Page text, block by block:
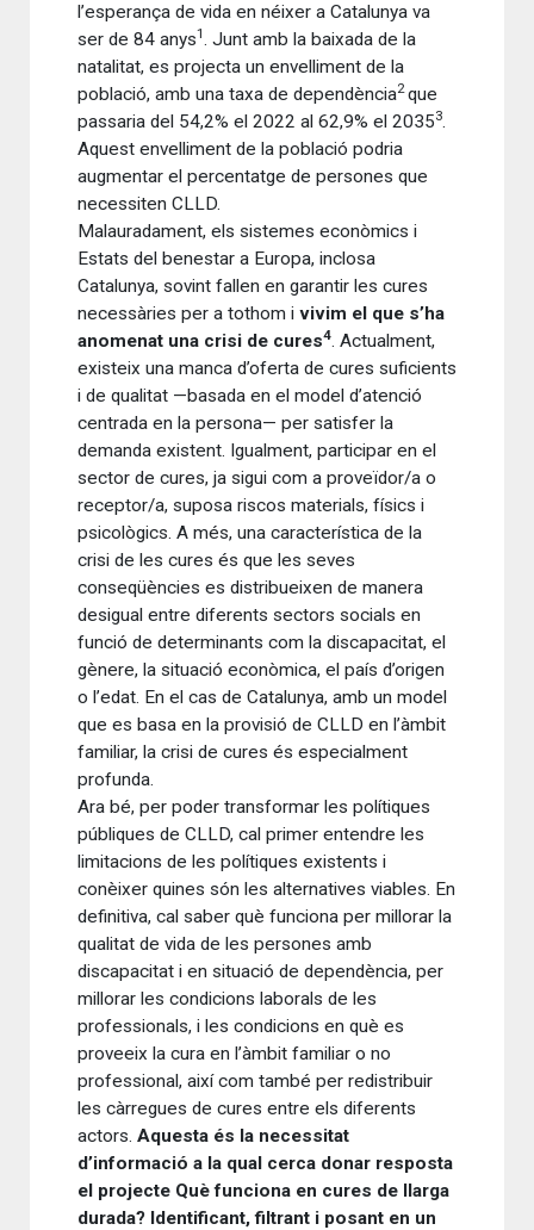
l’esperança de vida en néixer a Catalunya va
ser de 84 anys1. Junt amb la baixada de la
natalitat, es projecta un envelliment de la
població, amb una taxa de dependència2que
passaria del 54,2% el 2022 al 62,9% el 20353.
Aquest envelliment de la població podria
augmentar el percentatge de persones que
necessiten CLLD.
Malauradament, els sistemes econòmics i
Estats del benestar a Europa, inclosa
Catalunya, sovint fallen en garantir les cures
necessàries per a tothom i vivim el que s’ha
anomenat una crisi de cures4. Actualment,
existeix una manca d’oferta de cures suficients
i de qualitat —basada en el model d’atenció
centrada en la persona— per satisfer la
demanda existent. Igualment, participar en el
sector de cures, ja sigui com a proveïdor/a o
receptor/a, suposa riscos materials, físics i
psicològics. A més, una característica de la
crisi de les cures és que les seves
conseqüències es distribueixen de manera
desigual entre diferents sectors socials en
funció de determinants com la discapacitat, el
gènere, la situació econòmica, el país d’origen
o l’edat. En el cas de Catalunya, amb un model
que es basa en la provisió de CLLD en l’àmbit
familiar, la crisi de cures és especialment
profunda.
Ara bé, per poder transformar les polítiques
públiques de CLLD, cal primer entendre les
limitacions de les polítiques existents i
conèixer quines són les alternatives viables. En
definitiva, cal saber què funciona per millorar la
qualitat de vida de les persones amb
discapacitat i en situació de dependència, per
millorar les condicions laborals de les
professionals, i les condicions en què es
proveeix la cura en l’àmbit familiar o no
professional, així com també per redistribuir
les càrregues de cures entre els diferents
actors. Aquesta és la necessitat
d’informació a la qual cerca donar resposta
el projecte Què funciona en cures de llarga
durada? Identificant, filtrant i posant en un